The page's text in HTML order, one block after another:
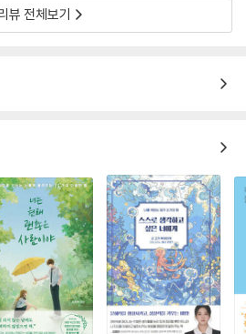
책은 보여 준다.
밥을 대하는 대학자 이익, 노비와 같은 약자
때 보여 준 태도 등 다양한 소통의 모습을 보
어인 동물권이나 환경권에 대해 논하지는
앞서간 사상을 보여 준다.
고?
과 같이 널리 알려진 실학자들의 고전 산문
뷰 전체보기